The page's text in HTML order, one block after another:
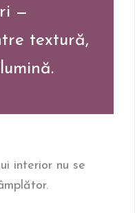
—
textură,
interior nu se